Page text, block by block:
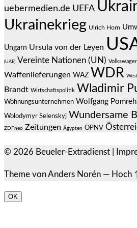
uebermedien.de UEFA
Ukrainekrieg Ulrich Horn
Ungarn Ursula von der Leyen
(UAE) Vereinte Nationen (UN)
Waffenlieferungen WAZ WDR
Brandt Wirtschaftspolitik Wladimir
Wohnungsunternehmen Wolfgang
Wolodymyr Selenskyj Wundersame
ZDFneo Zeitungen Ägypten ÖPNV
© 2026 Beueler-Extradienst
Theme vonAnders Norén — Hoch
OK